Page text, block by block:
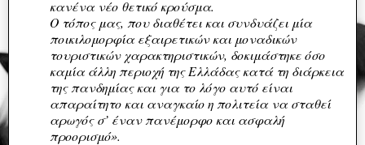
κανένα νέο θετικό κρούσμα.
Ο τόπος μας, που διαθέτει και συνδυάζει μία
ποικιλομορφία εξαιρετικών και μοναδικών
τουριστικών χαρακτηριστικών, δοκιμάστηκε όσο
καμία άλλη περιοχή της Ελλάδας κατά τη διάρκεια
της πανδημίας και για το λόγο αυτό είναι
απαραίτητο και αναγκαίο η πολιτεία να σταθεί
αρωγός σ’ έναν πανέμορφο και ασφαλή
προορισμό».